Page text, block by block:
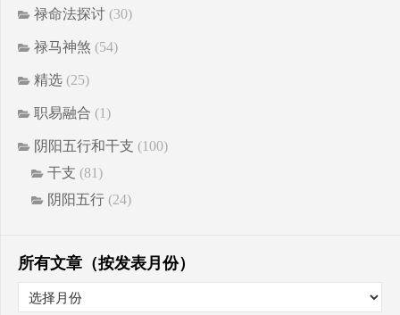
禄命法探讨 (30)
禄马神煞 (54)
精选 (25)
职易融合 (1)
阴阳五行和干支 (100)
干支 (81)
阴阳五行 (24)
所有文章（按发表月份）